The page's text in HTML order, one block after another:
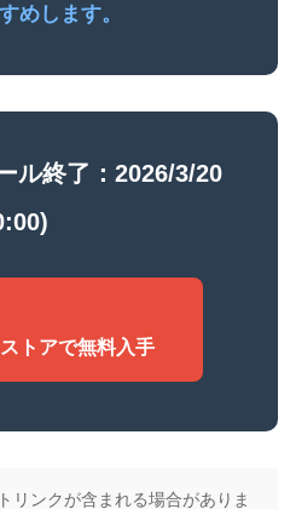
めします。
ル終了：2026/3/20
トアで無料入手
リンクが含まれる場合がありま